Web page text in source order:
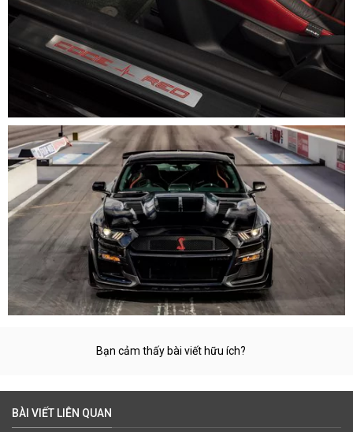
Bạn cảm thấy bài viết hữu ích?
BÀI VIẾT LIÊN QUAN